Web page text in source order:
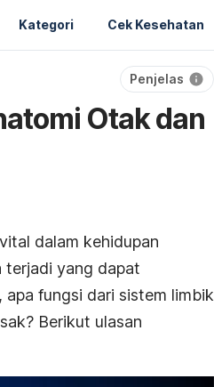
Kategori Cek Kesehatan
Penjelas
Otak dan
dalam kehidupan
terjadi yang dapat
fungsi dari sistem limbik
Berikut ulasan